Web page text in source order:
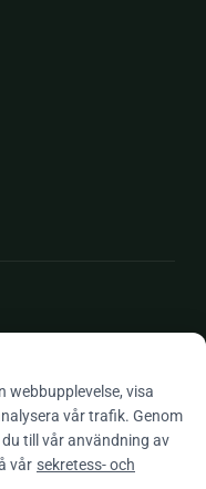
visa
vår trafik. Genom
till vår användning av
vår sekretess- och